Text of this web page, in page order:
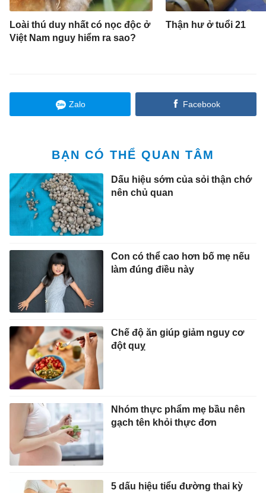
Loài thú duy nhất có nọc độc ở
Việt Nam nguy hiểm ra sao?
Thận hư ở tuổi 21
Zalo Facebook
BẠN CÓ THỂ QUAN TÂM
Dấu hiệu sớm của sỏi thận chớ
nên chủ quan
Con có thể cao hơn bố mẹ nếu
làm đúng điều này
Chế độ ăn giúp giảm nguy cơ
đột quỵ
Nhóm thực phẩm mẹ bầu nên
gạch tên khỏi thực đơn
5 dấu hiệu tiểu đường thai kỳ